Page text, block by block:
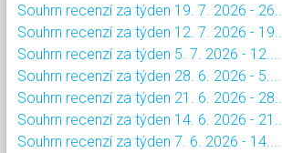
Souhrn recenzí za týden 19. 7. 2026 - 26....
Souhrn recenzí za týden 12. 7. 2026 - 19....
Souhrn recenzí za týden 5. 7. 2026 - 12....
Souhrn recenzí za týden 28. 6. 2026 - 5....
Souhrn recenzí za týden 21. 6. 2026 - 28....
Souhrn recenzí za týden 14. 6. 2026 - 21....
Souhrn recenzí za týden 7. 6. 2026 - 14....